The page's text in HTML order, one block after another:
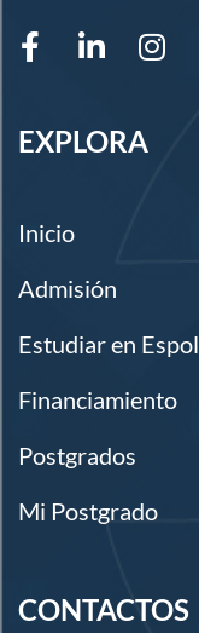
EXPLORA
Inicio
Admisión
Estudiar en Espol
Financiamiento
Postgrados
Mi Postgrado
CONTACTOS